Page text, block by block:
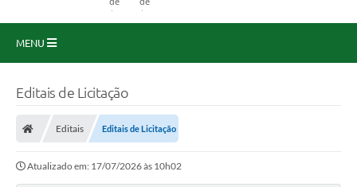
MENU
Imprensa
Editais de Licitação
Editais Editais de Licitação
Atualizado em: 17/07/2026 às 10h02